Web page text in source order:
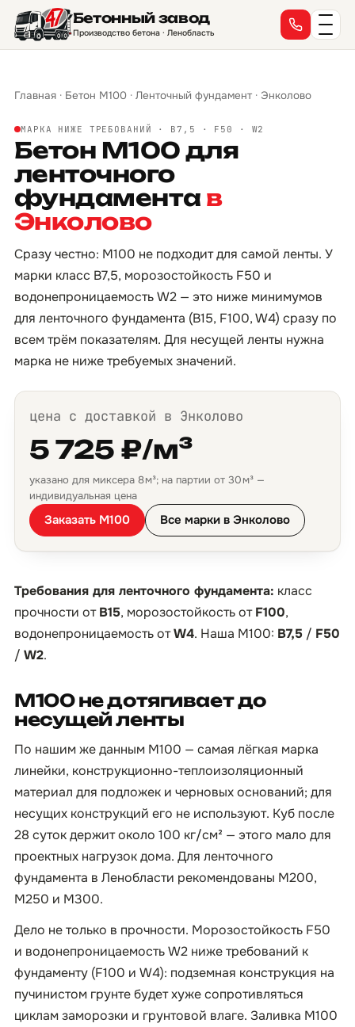
Бетонный завод
Производство бетона · Ленобласть
Главная · Бетон М100 · Ленточный фундамент · Энколово
МАРКА НИЖЕ ТРЕБОВАНИЙ · B7,5 · F50 · W2
Бетон М100 для
ленточного
фундамента в
Энколово
Сразу честно: М100 не подходит для самой ленты. У
марки класс B7,5, морозостойкость F50 и
водонепроницаемость W2 — это ниже минимумов
для ленточного фундамента (B15, F100, W4) сразу по
всем трём показателям. Для несущей ленты нужна
марка не ниже требуемых значений.
цена с доставкой в Энколово
5 725 ₽/м³
указано для миксера 8 м³; на партии от 30 м³ —
индивидуальная цена
Заказать М100 Все марки в Энколово
Требования для ленточного фундамента: класс
прочности отB15, морозостойкость отF100,
водонепроницаемость отW4. Наша М100: B7,5 / F50
/ W2.
М100 не дотягивает до
несущей ленты
По нашим же данным М100 — самая лёгкая марка
линейки, конструкционно-теплоизоляционный
материал для подложек и черновых оснований; для
несущих конструкций его не используют. Куб после
28 суток держит около 100 кг/см² — этого мало для
проектных нагрузок дома. Для ленточного
фундамента в Ленобласти рекомендованы М200,
М250 и М300.
Дело не только в прочности. Морозостойкость F50
и водонепроницаемость W2 ниже требований к
фундаменту (F100 и W4): подземная конструкция на
пучинистом грунте будет хуже сопротивляться
циклам заморозки и грунтовой влаге. Заливка М100